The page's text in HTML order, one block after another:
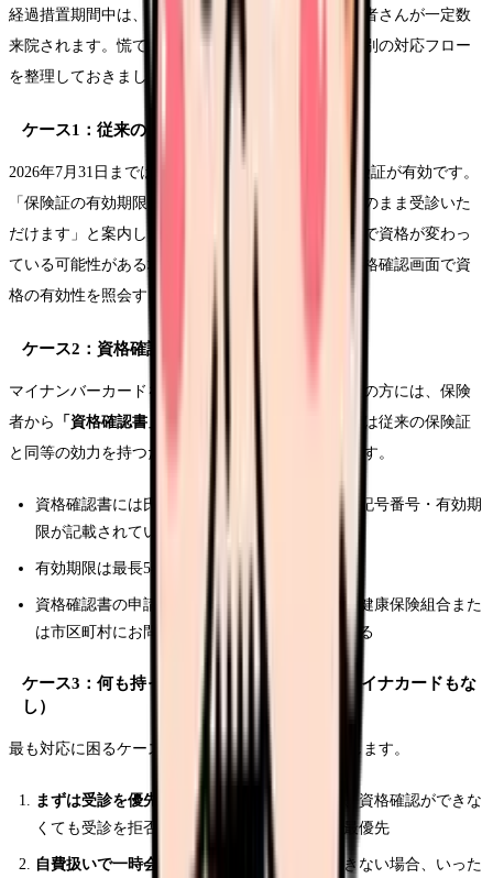
経過措置期間中は、マイナ保険証を持っていない患者さんが一定数
来院されます。慌てずに対応するために、パターン別の対応フロー
を整理しておきましょう。
ケース1：従来の保険証を持っている場合
2026年7月31日までは、すでに発行された従来の保険証が有効です。
「保険証の有効期限内であれば、従来の保険証でそのまま受診いた
だけます」と案内します。ただし、転職・退職などで資格が変わっ
ている可能性がある場合は、念のためオンライン資格確認画面で資
格の有効性を照会することをおすすめします。
ケース2：資格確認書を持っている場合
マイナンバーカードを作成していない方や、紛失中の方には、保険
者から
「資格確認書」
が交付されます。資格確認書は従来の保険証
と同等の効力を持つため、目視確認で受付を行います。
資格確認書には氏名・生年月日・保険者番号・記号番号・有効期
限が記載されている
有効期限は最長5年間（保険者によって異なる）
資格確認書の申請方法を聞かれたら「ご加入の健康保険組合また
は市区町村にお問い合わせください」と案内する
ケース3：何も持っていない場合（保険証もマイナカードもな
し）
最も対応に困るケースですが、以下の手順で対応します。
まずは受診を優先する
：緊急性がある場合は、資格確認ができな
くても受診を拒否しない。患者さんの健康が最優先
自費扱いで一時会計する ：保険資格が確認できない場合、いった